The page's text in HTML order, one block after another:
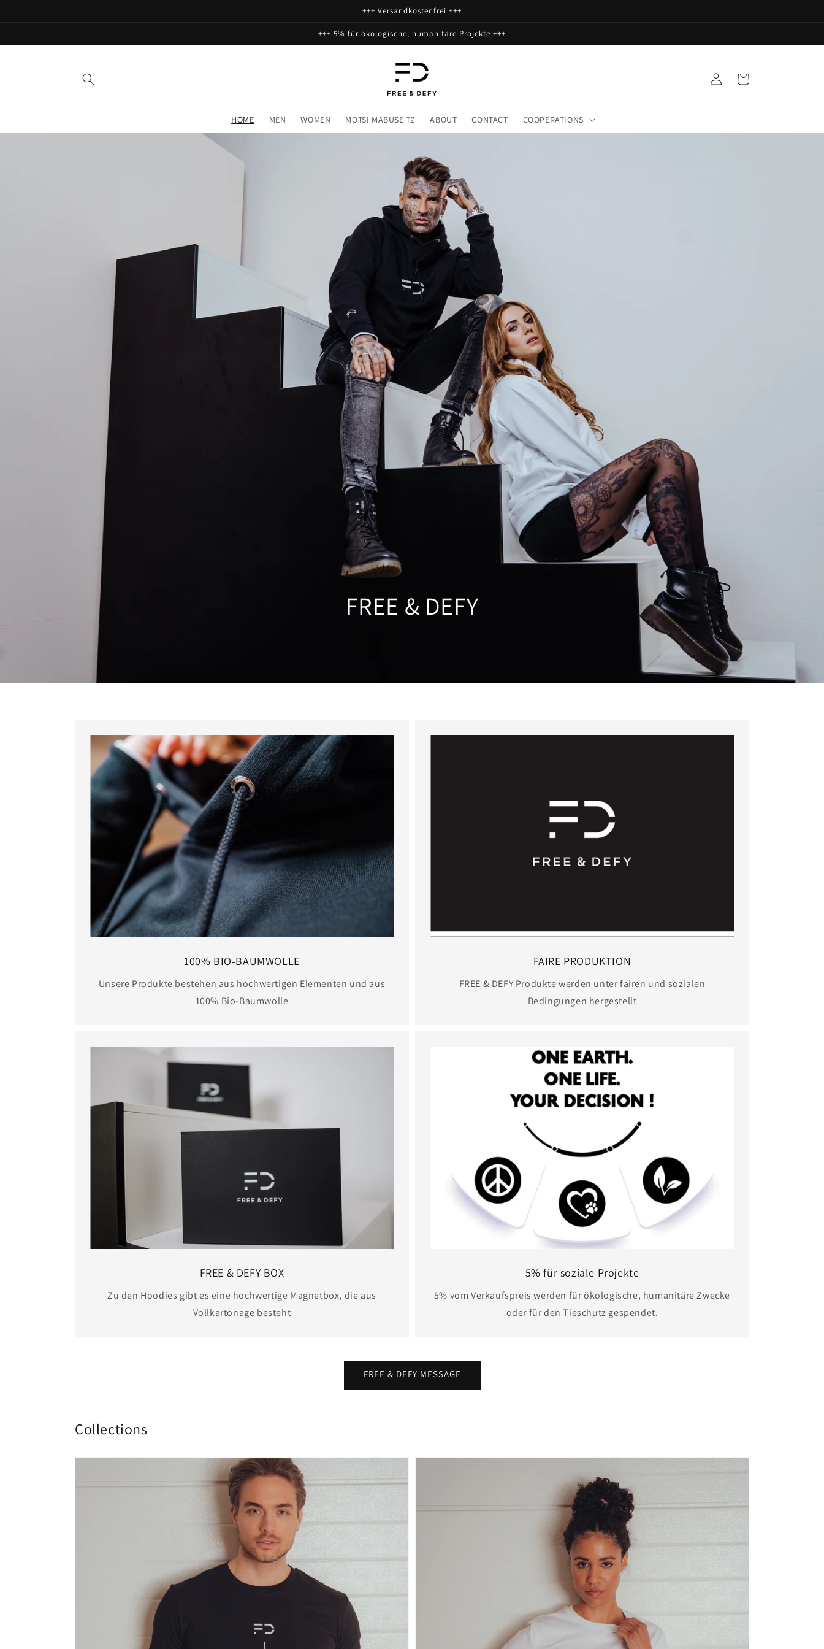
+++ Versandkostenfrei +++
+++ 5% für ökologische, humanitäre Projekte +++
HOME MEN WOMEN MOTSI MABUSE TZ ABOUT CONTACT COOPERATIONS
EinloggenWarenkorb
FREE & DEFY
100% BIO-BAUMWOLLE
Unsere Produkte bestehen aus hochwertigen Elementen und aus
100% Bio-Baumwolle
FAIRE PRODUKTION
FREE & DEFY Produkte werden unter fairen und sozialen
Bedingungen hergestellt
FREE & DEFY BOX
Zu den Hoodies gibt es eine hochwertige Magnetbox, die aus
Vollkartonage besteht
5% für soziale Projekte
5% vom Verkaufspreis werden für ökologische, humanitäre Zwecke
oder für den Tieschutz gespendet.
FREE & DEFY MESSAGE
Collections